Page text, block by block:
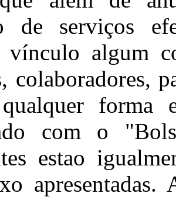
de serviços
vínculo algum
colaboradores,
forma
com o
estao